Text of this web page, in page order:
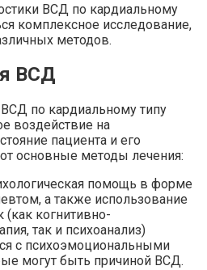
ВСД по кардиальному
комплексное исследование,
методов.
ВСД
по кардиальному типу
воздействие на
пациента и его
основные методы лечения:
помощь в форме
а также использование
(как когнитивно-
так и психоанализ)
с психоэмоциональными
могут быть причиной ВСД.